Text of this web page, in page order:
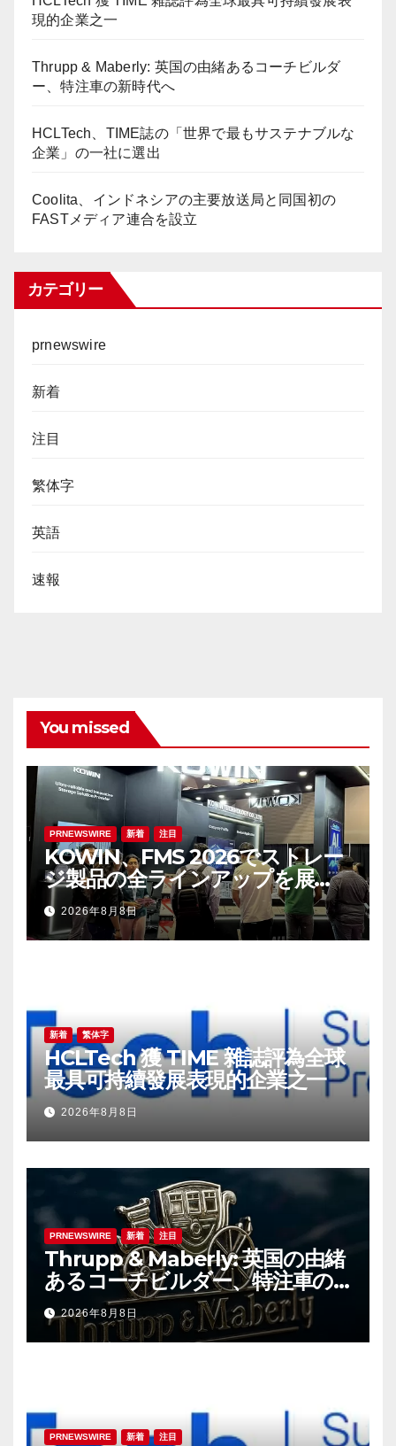
現的企業之一
Thrupp & Maberly: 英国の由緒あるコーチビルダ
ー、特注車の新時代へ
HCLTech、TIME誌の「世界で最もサステナブルな
企業」の一社に選出
Coolita、インドネシアの主要放送局と同国初の
FASTメディア連合を設立
カテゴリー
prnewswire
新着
注目
繁体字
英語
速報
You missed
PRNEWSWIRE 新着 注目
KOWIN、FMS 2026でストレー
ジ製品の全ラインアップを展
示：高性能ストレージ製品がAI分
野の革新を牽引
2026年8月8日
新着 繁体字
HCLTech 獲 TIME 雜誌評為全球
最具可持續發展表現的企業之一
2026年8月8日
PRNEWSWIRE 新着 注目
Thrupp & Maberly: 英国の由緒
あるコーチビルダー、特注車の
新時代へ
2026年8月8日
PRNEWSWIRE 新着 注目